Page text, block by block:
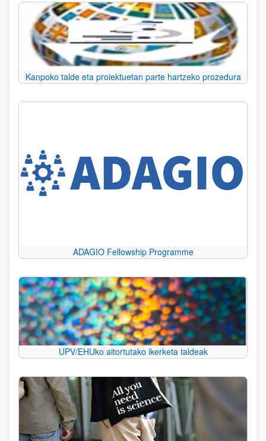
Kanpoko talde eta proiektuetan parte hartzeko prozedura
ADAGIO Fellowship Programme
UPV/EHUko aitortutako ikerketa taldeak